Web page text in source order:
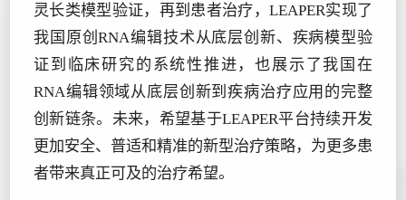
灵长类模型验证，再到患者治疗，LEAPER实现了
我国原创RNA编辑技术从底层创新、疾病模型验
证到临床研究的系统性推进，也展示了我国在
RNA编辑领域从底层创新到疾病治疗应用的完整
创新链条。未来，希望基于LEAPER平台持续开发
更加安全、普适和精准的新型治疗策略，为更多患
者带来真正可及的治疗希望。